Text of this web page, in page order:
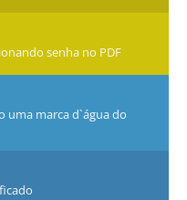
senha no PDF
uma marca d`água do